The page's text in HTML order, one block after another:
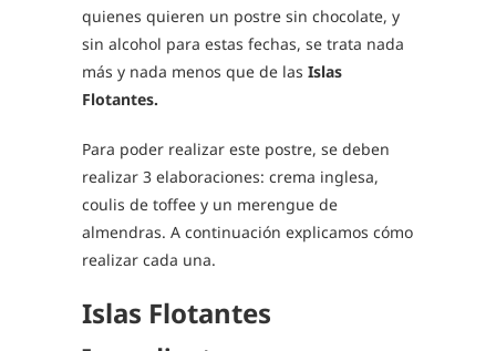
quienes quieren un postre sin chocolate, y
sin alcohol para estas fechas, se trata nada
más y nada menos que de las Islas
Flotantes.
Para poder realizar este postre, se deben
realizar 3 elaboraciones: crema inglesa,
coulis de toffee y un merengue de
almendras. A continuación explicamos cómo
realizar cada una.
Islas Flotantes